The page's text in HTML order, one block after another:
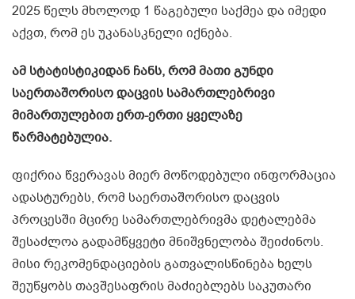
2025 წელს მხოლოდ 1 წაგებული საქმეა და იმედი
აქვთ, რომ ეს უკანასკნელი იქნება.
ამ სტატისტიკიდან ჩანს, რომ მათი გუნდი
საერთაშორისო დაცვის სამართლებრივი
მიმართულებით ერთ-ერთი ყველაზე
წარმატებულია.
ფიქრია წვერავას მიერ მოწოდებული ინფორმაცია
ადასტურებს, რომ საერთაშორისო დაცვის
პროცესში მცირე სამართლებრივმა დეტალებმა
შესაძლოა გადამწყვეტი მნიშვნელობა შეიძინოს.
მისი რეკომენდაციების გათვალისწინება ხელს
შეუწყობს თავშესაფრის მაძიებლებს საკუთარი